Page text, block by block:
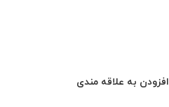
افزودن به علاقه مندی